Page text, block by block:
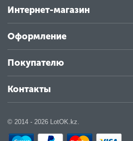
Интернет-магазин
Оформление
Покупателю
Контакты
© 2014 - 2026 LotOK.kz.